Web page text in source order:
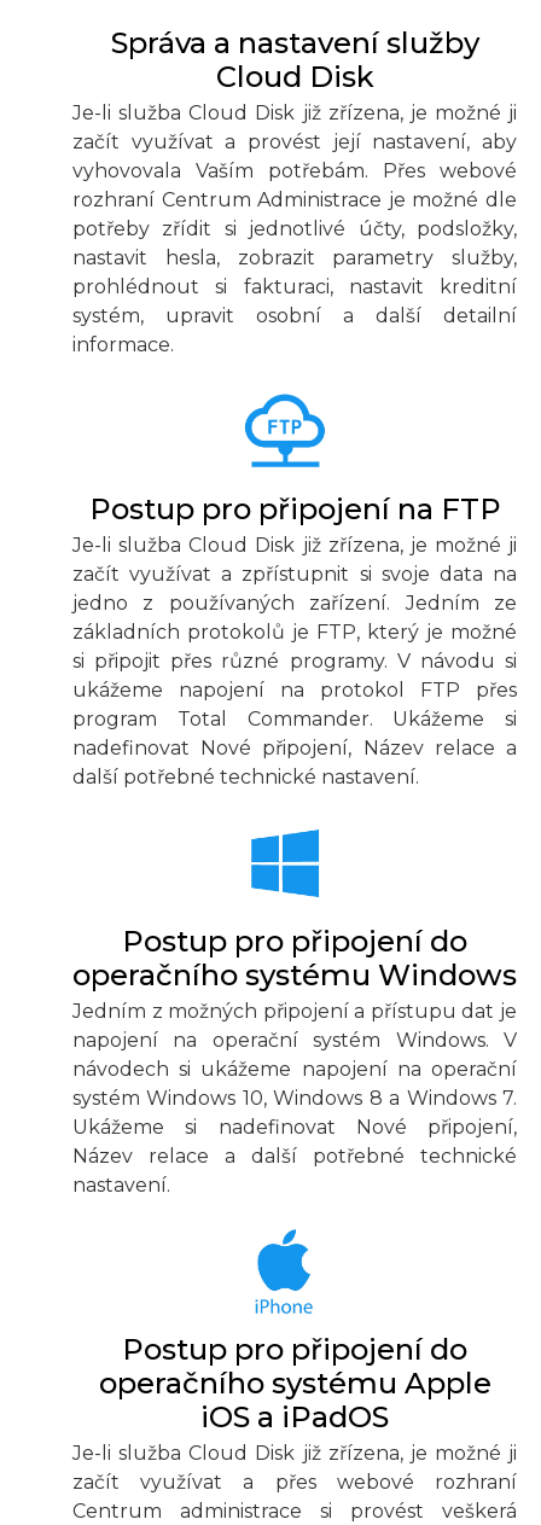
Správa a nastavení služby
Cloud Disk
Je-li služba Cloud Disk již zřízena, je možné ji
začít využívat a provést její nastavení, aby
vyhovovala Vaším potřebám. Přes webové
rozhraní Centrum Administrace je možné dle
potřeby zřídit si jednotlivé účty, podsložky,
nastavit hesla, zobrazit parametry služby,
prohlédnout si fakturaci, nastavit kreditní
systém, upravit osobní a další detailní
informace.
Postup pro připojení na FTP
Je-li služba Cloud Disk již zřízena, je možné ji
začít využívat a zpřístupnit si svoje data na
jedno z používaných zařízení. Jedním ze
základních protokolů je FTP, který je možné
si připojit přes různé programy. V návodu si
ukážeme napojení na protokol FTP přes
program Total Commander. Ukážeme si
nadefinovat Nové připojení, Název relace a
další potřebné technické nastavení.
Postup pro připojení do
operačního systému Windows
Jedním z možných připojení a přístupu dat je
napojení na operační systém Windows. V
návodech si ukážeme napojení na operační
systém Windows 10, Windows 8 a Windows 7.
Ukážeme si nadefinovat Nové připojení,
Název relace a další potřebné technické
nastavení.
Postup pro připojení do
operačního systému Apple
iOS a iPadOS
Je-li služba Cloud Disk již zřízena, je možné ji
začít využívat a přes webové rozhraní
Centrum administrace si provést veškerá